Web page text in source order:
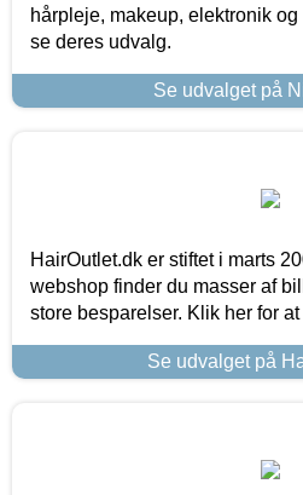
hårpleje, makeup, elektronik
se deres udvalg.
Se udvalget på
HairOutlet.dk er stiftet i marts
webshop finder du masser af
store besparelser. Klik her for
Se udvalget på